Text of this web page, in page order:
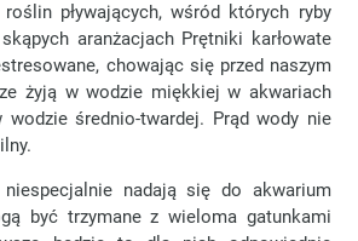
pływających, wśród których ryby
aranżacjach Prętniki karłowate
chowając się przed naszym
żyją w wodzie miękkiej w akwariach
wodzie średnio-twardej. Prąd wody nie
niespecjalnie nadają się do akwarium
być trzymane z wieloma gatunkami